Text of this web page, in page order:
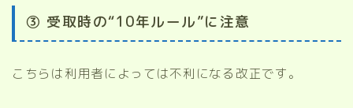
③ 受取時の“10年ルール”に注意
こちらは利用者によっては不利になる改正です。